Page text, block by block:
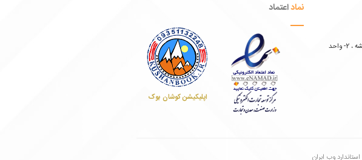
تهران ، م انقلاب ، پاساژ اندیشه ، 2- واحد
نماداعتماد
اپلیکیشن کوشان بوک
استاندارد وب ابران